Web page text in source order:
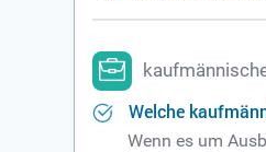
Welche
Wenn es um